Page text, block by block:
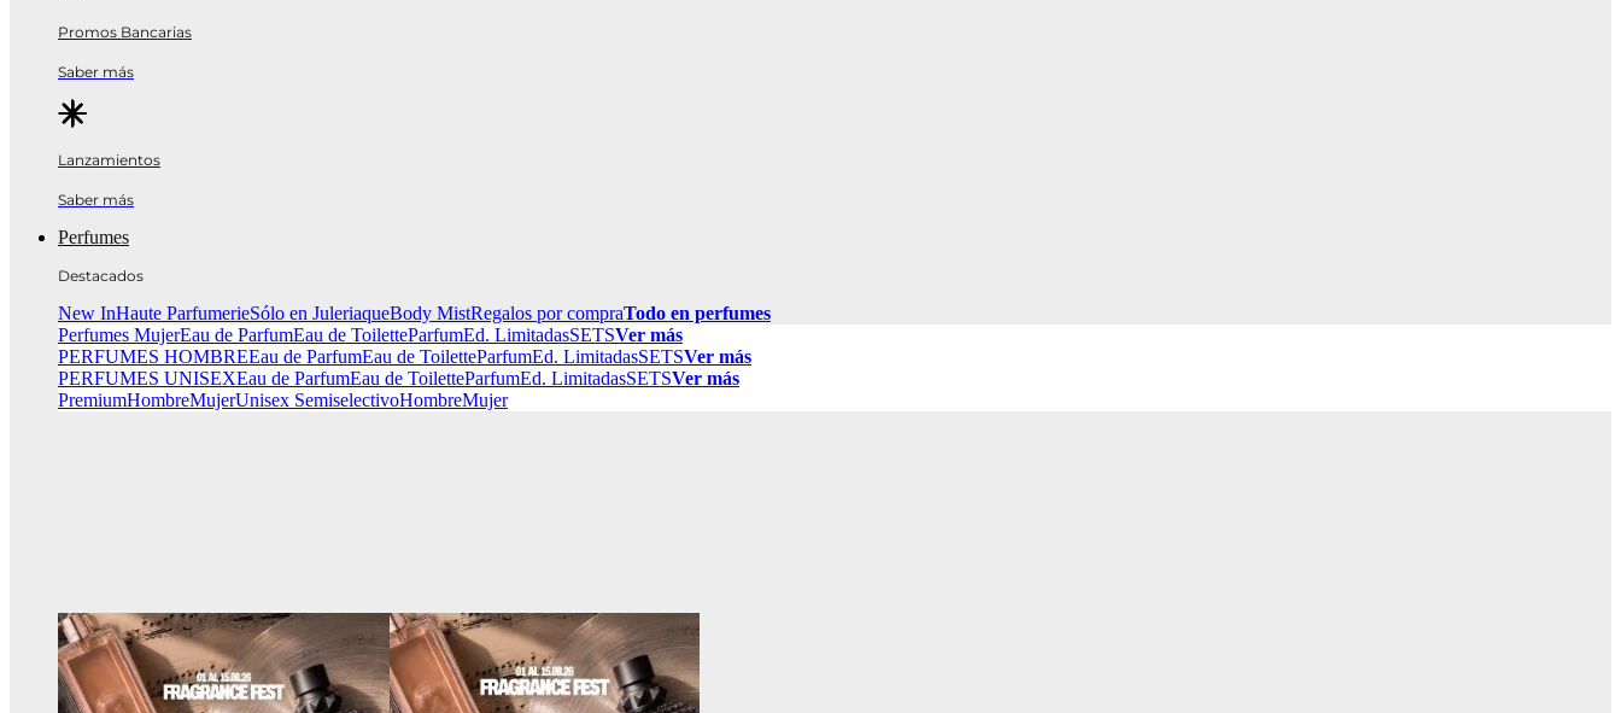
Promos Bancarias
Saber más
Lanzamientos
Saber más
Perfumes
Destacados
New InHaute ParfumerieSólo en JuleriaqueBody MistRegalos por compraTodo en perfumes
Perfumes MujerEau de ParfumEau de ToiletteParfumEd. LimitadasSETSVer más
PERFUMES HOMBREEau de ParfumEau de ToiletteParfumEd. LimitadasSETSVer más
PERFUMES UNISEXEau de ParfumEau de ToiletteParfumEd. LimitadasSETSVer más
PremiumHombreMujerUnisex SemiselectivoHombreMujer